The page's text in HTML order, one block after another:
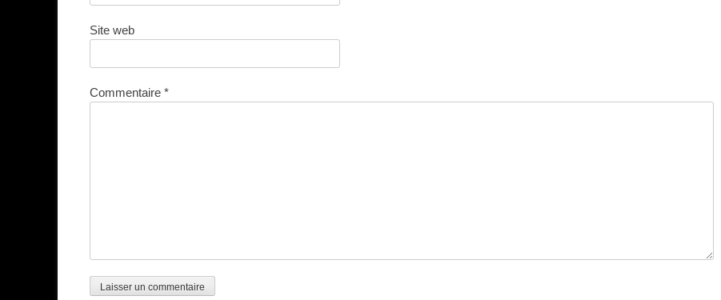
Site web
Commentaire *